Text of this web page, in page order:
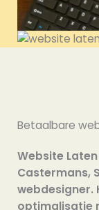
Betaalbare
Website
Castermans,
webdesigner.
optimalisatie